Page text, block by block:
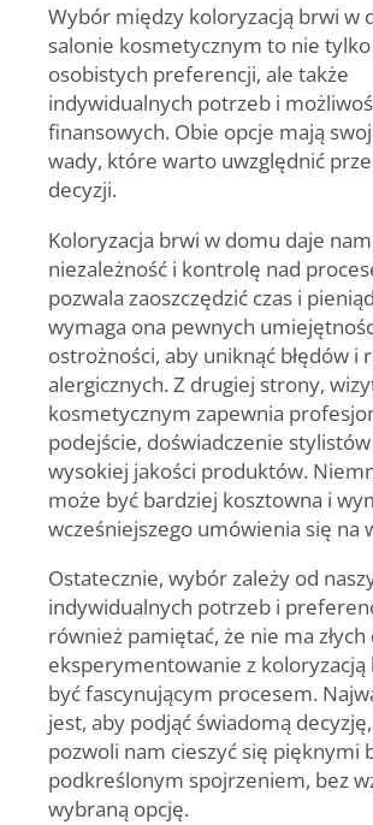
Wybór między koloryzacją brwi w
salonie kosmetycznym to nie
osobistych preferencji, ale także
indywidualnych potrzeb i
finansowych. Obie opcje mają
wady, które warto uwzględnić
decyzji.
Koloryzacja brwi w domu daje nam
niezależność i kontrolę nad
pozwala zaoszczędzić czas i
wymaga ona pewnych
ostrożności, aby uniknąć błędów i
alergicznych. Z drugiej strony,
kosmetycznym zapewnia
podejście, doświadczenie
wysokiej jakości produktów.
może być bardziej kosztowna i
wcześniejszego umówienia się na
Ostatecznie, wybór zależy od
indywidualnych potrzeb i
również pamiętać, że nie ma złych
eksperymentowanie z koloryzacją
być fascynującym procesem.
jest, aby podjąć świadomą
pozwoli nam cieszyć się pięknymi
podkreślonym spojrzeniem, bez
wybraną opcję.